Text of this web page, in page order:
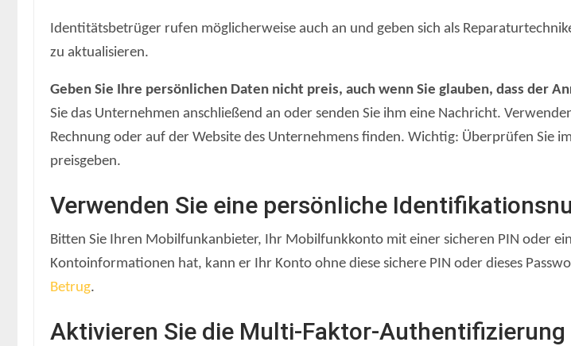
Identitätsbetrüger rufen möglicherweise auch an und geben sich als
zu aktualisieren.
Geben Sie Ihre persönlichen Daten nicht preis, auch wenn Sie glauben, dass der
Sie das Unternehmen anschließend an oder senden Sie ihm eine Nachricht.
Rechnung oder auf der Website des Unternehmens finden. Wichtig: Überprüfen Sie
preisgeben.
Verwenden Sie eine persönliche
Bitten Sie Ihren Mobilfunkanbieter, Ihr Mobilfunkkonto mit einer sicheren PIN oder
Kontoinformationen hat, kann er Ihr Konto ohne diese sichere PIN oder dieses
Betrug.
Aktivieren Sie die Multi-Faktor-Authentifizierung